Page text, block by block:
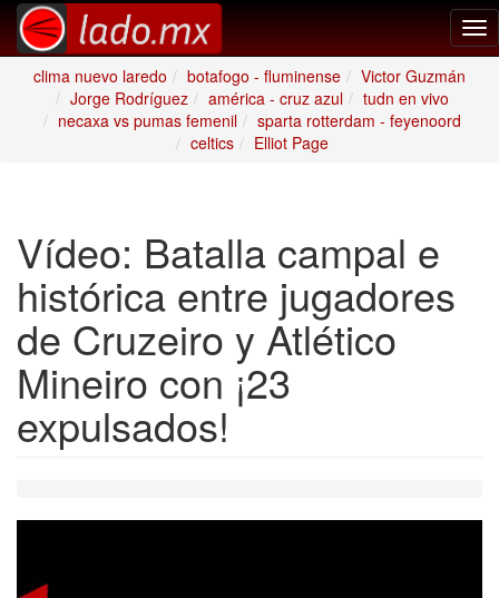
clima nuevo laredo
botafogo - fluminense
Victor Guzmán
Jorge Rodríguez
américa - cruz azul
tudn en vivo
necaxa vs pumas femenil
sparta rotterdam - feyenoord
celtics
Elliot Page
Vídeo: Batalla campal e
histórica entre jugadores
de Cruzeiro y Atlético
Mineiro con ¡23
expulsados!